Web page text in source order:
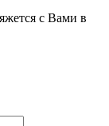
с Вами в